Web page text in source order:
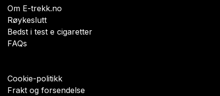
Om E-trekk.no
Røykeslutt
Bedst i test e cigaretter
FAQs
Cookie-politikk
Frakt og forsendelse